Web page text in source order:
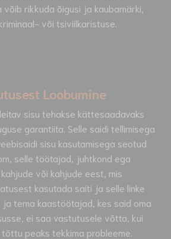
võib rikkuda õigusi ja kaubamärki,
või tsiviilkaristuse.
Loobumine
sisu tehakse kättesaadavaks
garantiita. Selle saidi tellimisega
sisu kasutamisega seotud
selle töötajad, juhtkond ega
või kahjude eest, mis
kasutada saiti ja selle linke
ja tema kaastöötajad, kes said oma
ei saa vastutusele võtta, kui
peaks tekkima probleeme.